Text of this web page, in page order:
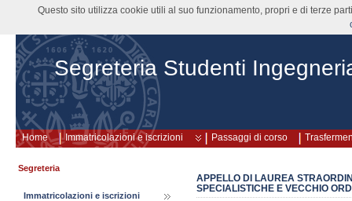
Segreteria Studenti
Home Immatricolazioni e iscrizioni Passaggi di corso
APPELLO DI LAUREA
SPECIALISTICHE E VECCHIO
Segreteria
Immatricolazioni e iscrizioni
Questo sito utilizza cookie utili al suo funzionamento, propri e di terze